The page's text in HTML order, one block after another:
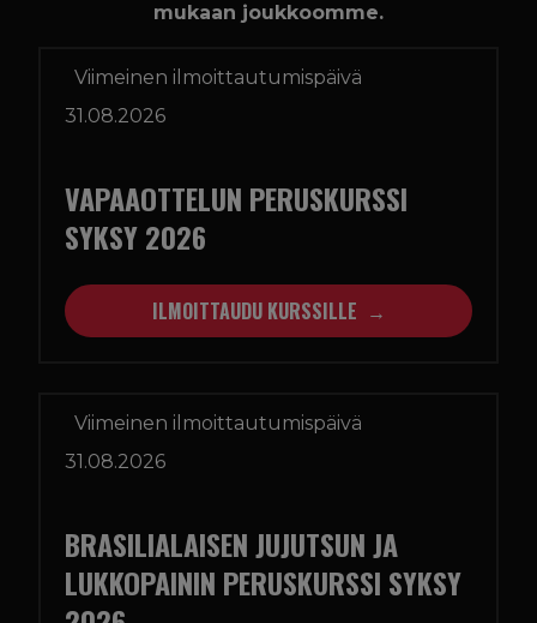
mukaan joukkoomme.
Viimeinen ilmoittautumispäivä
31.08.2026
VAPAAOTTELUN PERUSKURSSI
SYKSY 2026
ILMOITTAUDU KURSSILLE
Viimeinen ilmoittautumispäivä
31.08.2026
BRASILIALAISEN JUJUTSUN JA
LUKKOPAININ PERUSKURSSI SYKSY